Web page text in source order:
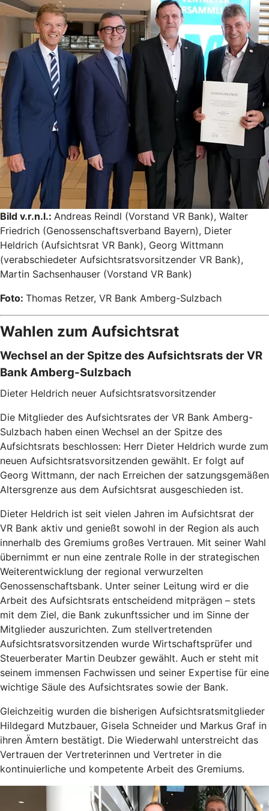
Bild v.r.n.l.: Andreas Reindl (Vorstand VR Bank), Walter
Friedrich (Genossenschaftsverband Bayern), Dieter
Heldrich (Aufsichtsrat VR Bank), Georg Wittmann
(verabschiedeter Aufsichtsratsvorsitzender VR Bank),
Martin Sachsenhauser (Vorstand VR Bank)
Foto: Thomas Retzer, VR Bank Amberg-Sulzbach
Wahlen zum Aufsichtsrat
Wechsel an der Spitze des Aufsichtsrats der VR
Bank Amberg-Sulzbach
Dieter Heldrich neuer Aufsichtsratsvorsitzender
Die Mitglieder des Aufsichtsrates der VR Bank Amberg-
Sulzbach haben einen Wechsel an der Spitze des
Aufsichtsrats beschlossen: Herr Dieter Heldrich wurde zum
neuen Aufsichtsratsvorsitzenden gewählt. Er folgt auf
Georg Wittmann, der nach Erreichen der satzungsgemäßen
Altersgrenze aus dem Aufsichtsrat ausgeschieden ist.
Dieter Heldrich ist seit vielen Jahren im Aufsichtsrat der
VR Bank aktiv und genießt sowohl in der Region als auch
innerhalb des Gremiums großes Vertrauen. Mit seiner Wahl
übernimmt er nun eine zentrale Rolle in der strategischen
Weiterentwicklung der regional verwurzelten
Genossenschaftsbank. Unter seiner Leitung wird er die
Arbeit des Aufsichtsrats entscheidend mitprägen – stets
mit dem Ziel, die Bank zukunftssicher und im Sinne der
Mitglieder auszurichten. Zum stellvertretenden
Aufsichtsratsvorsitzenden wurde Wirtschaftsprüfer und
Steuerberater Martin Deubzer gewählt. Auch er steht mit
seinem immensen Fachwissen und seiner Expertise für eine
wichtige Säule des Aufsichtsrates sowie der Bank.
Gleichzeitig wurden die bisherigen Aufsichtsratsmitglieder
Hildegard Mutzbauer, Gisela Schneider und Markus Graf in
ihren Ämtern bestätigt. Die Wiederwahl unterstreicht das
Vertrauen der Vertreterinnen und Vertreter in die
kontinuierliche und kompetente Arbeit des Gremiums.